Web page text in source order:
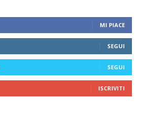
MI PIACE
SEGUI
SEGUI
ISCRIVITI